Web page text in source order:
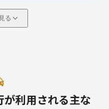
る
利用される主な